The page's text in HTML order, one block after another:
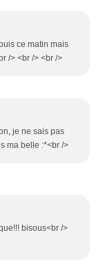
ce matin mais
/> <br /> <br />
je ne sais pas
ma belle :*<br />
bisous<br />